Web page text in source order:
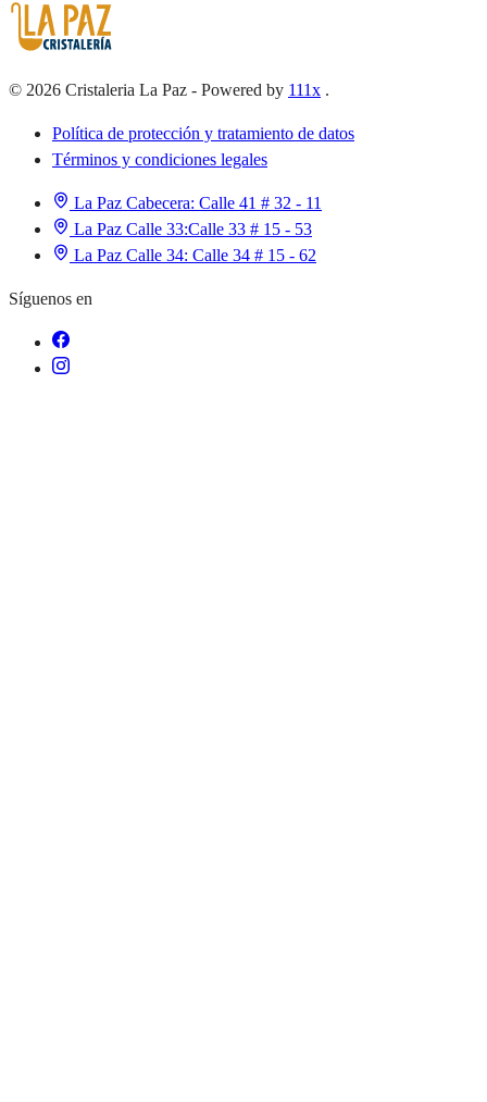
© 2026 Cristaleria La Paz - Powered by 111x .
Política de protección y tratamiento de datos
Términos y condiciones legales
La Paz Cabecera: Calle 41 # 32 - 11
La Paz Calle 33:Calle 33 # 15 - 53
La Paz Calle 34: Calle 34 # 15 - 62
Síguenos en